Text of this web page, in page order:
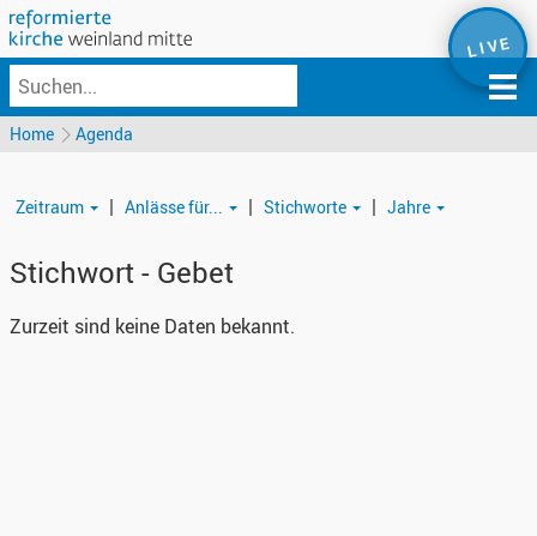
L I V E
Home Agenda
Zeitraum | Anlässe für... | Stichworte | Jahre
Stichwort - Gebet
Zurzeit sind keine Daten bekannt.